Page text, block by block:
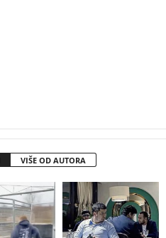
VIŠE OD AUTORA